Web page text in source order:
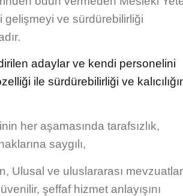
gelişmeyi ve sürdürebilirliği
adaylar ve kendi personelini
ile sürdürebilirliği ve
her aşamasında tarafsızlık,
saygılı,
Ulusal ve uluslararası
şeffaf hizmet anlayışını